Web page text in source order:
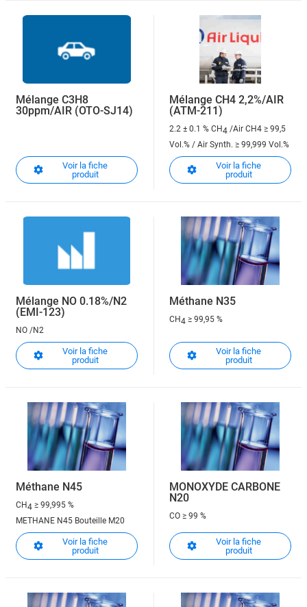
Mélange C3H8
30ppm/AIR (OTO-SJ14)
Voir la fiche
produit
Mélange CH4 2,2%/AIR
(ATM-211)
2.2 ± 0.1 % CH4 /Air CH4 ≥ 99,5
Vol.% / Air Synth. ≥ 99,999 Vol.%
Voir la fiche
produit
Mélange NO 0.18%/N2
(EMI-123)
NO /N2
Voir la fiche
produit
Méthane N35
CH4 ≥ 99,95 %
Voir la fiche
produit
Méthane N45
CH4 ≥ 99,995 %
METHANE N45 Bouteille M20
Voir la fiche
produit
MONOXYDE CARBONE
N20
CO ≥ 99 %
Voir la fiche
produit